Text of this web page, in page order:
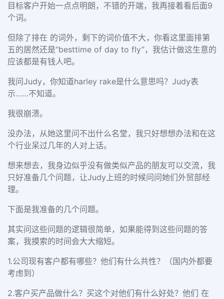
目标客户开始一点点明朗，不错的开端，我再接着看后面9
个词。
但除了排在 的词外，剩下的词价值不大，你看这里面排第
五的居然还是“besttime of day to fly”，我估计做这生意的
应该都是有钱人吧。
我问Judy，你知道harley rake是什么意思吗？Judy表
示……不知道。
我很崩溃。
没办法，从她这里问不出什么名堂，我只好想想办法和在这
个行业呆过几年的人对上话。
想来想去，我身边似乎没有做类似产品的朋友可以交流，我
只好准备几个问题，让Judy上班的时候问问她们外贸部经
理。
下面是我准备的几个问题。
其实问这些问题的逻辑很简单， 如果能得到这些问题的答
案，我摸索的时间会大大缩短。
1.公司现有客户都有哪些？他们有什么共性？（国内外都要
考虑到）
2.客户买产品做什么？买这个对他们有什么好处？他们 在